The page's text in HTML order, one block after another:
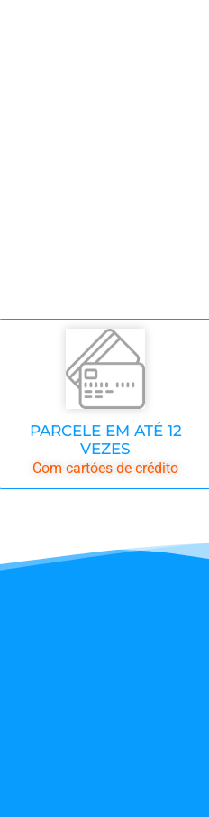
PARCELE EM ATÉ 12
VEZES
Com cartóes de crédito